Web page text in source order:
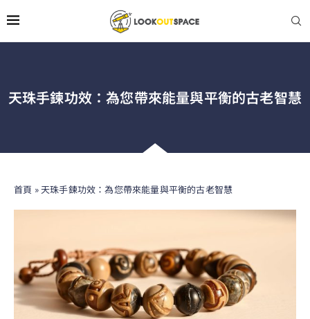
天珠手鍊功效：為您帶來能量與平衡的古老智慧
首頁 »天珠手鍊功效：為您帶來能量與平衡的古老智慧